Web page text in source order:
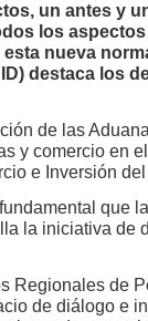
un antes y
los
nueva
destaca los
de las
y comercio en
e Inversión
que
la iniciativa de
Regionales de
de diálogo e